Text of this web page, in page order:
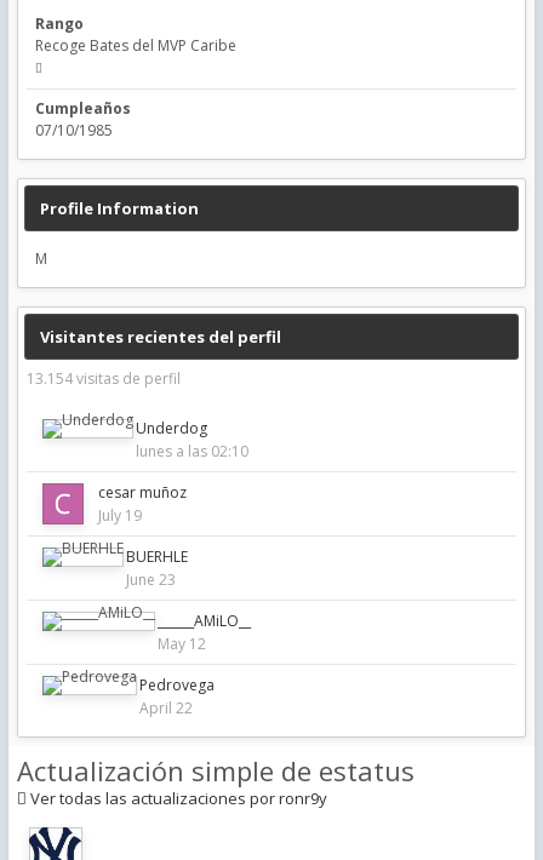
Rango
Recoge Bates del MVP Caribe
Cumpleaños
07/10/1985
Profile Information
M
Visitantes recientes del perfil
13.154 visitas de perfil
Underdog
lunes a las 02:10
cesar muñoz
July 19
BUERHLE
June 23
______AMiLO__
May 12
Pedrovega
April 22
Actualización simple de estatus
Ver todas las actualizaciones por ronr9y